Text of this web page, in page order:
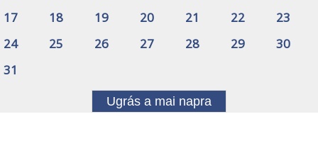
17
18 19 20 21 22
23
24
25 26 27 28 29
30
31
Ugrás a mai napra